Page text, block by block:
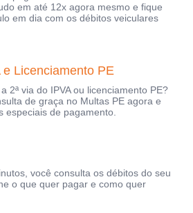
em até 12x agora mesmo e fique
em dia com os débitos veiculares
e Licenciamento PE
2ª via do IPVA ou licenciamento PE?
de graça no Multas PE agora e
especiais de pagamento.
você consulta os débitos do seu
o que quer pagar e como quer